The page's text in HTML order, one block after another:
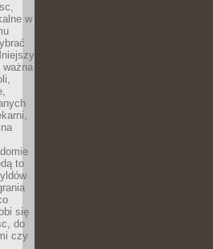
w
ważna
to
się
do
czy